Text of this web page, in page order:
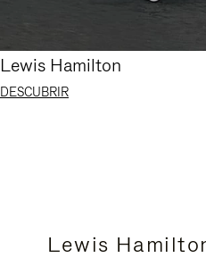
Lewis Hamilton
DESCUBRIR
Lewis